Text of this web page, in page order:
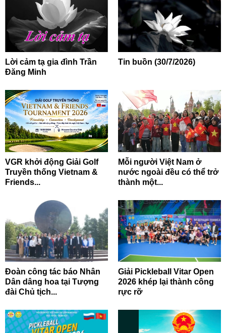
Lời cảm tạ gia đình Trần
Đăng Minh
Tin buồn (30/7/2026)
VGR khởi động Giải Golf
Truyền thống Vietnam &
Friends...
Mỗi người Việt Nam ở
nước ngoài đều có thể trở
thành một...
Đoàn công tác báo Nhân
Dân dâng hoa tại Tượng
đài Chủ tịch...
Giải Pickleball Vitar Open
2026 khép lại thành công
rực rỡ